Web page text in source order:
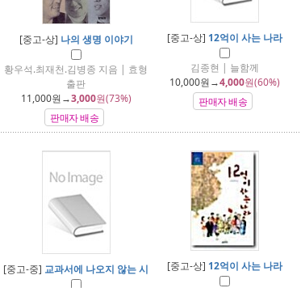
[중고-상] 나의 생명 이야기
황우석.최재천.김병종 지음 | 효형
출판
11,000원→3,000원(73%)
판매자 배송
[중고-상] 12억이 사는 나라
김종현 | 늘함께
10,000원→4,000원(60%)
판매자 배송
[중고-중] 교과서에 나오지 않는 시 [중고-상] 12억이 사는 나라